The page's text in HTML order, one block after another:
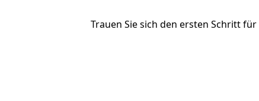
Trauen Sie sich den ersten Schritt